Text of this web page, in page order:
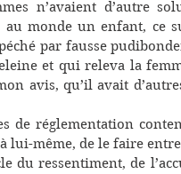
n’avaient d’autre
monde un enfant, ce
par fausse
et qui releva la
avis, qu’il avait
de réglementation
lui-même, de le faire
du ressentiment, de